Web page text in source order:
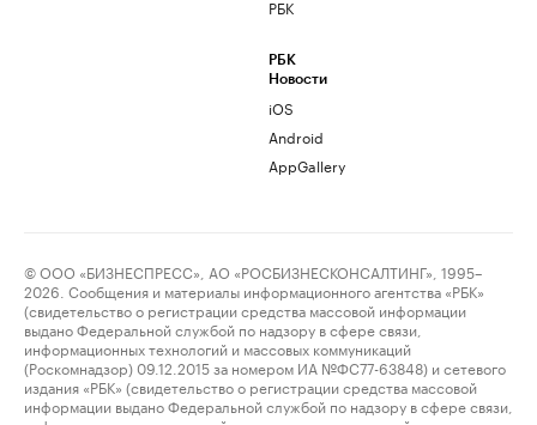
РБК
РБК
Новости
iOS
Android
AppGallery
© ООО «БИЗНЕСПРЕСС», АО «РОСБИЗНЕСКОНСАЛТИНГ», 1995–
2026. Сообщения и материалы информационного агентства «РБК»
(свидетельство о регистрации средства массовой информации
выдано Федеральной службой по надзору в сфере связи,
информационных технологий и массовых коммуникаций
(Роскомнадзор) 09.12.2015 за номером ИА №ФС77-63848) и сетевого
издания «РБК» (свидетельство о регистрации средства массовой
информации выдано Федеральной службой по надзору в сфере связи,